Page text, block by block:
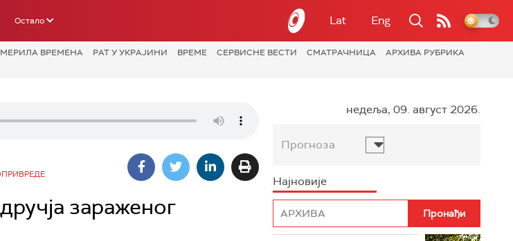
Остало Lat Eng
МЕРИЛА ВРЕМЕНА РАТ У УКРАЈИНИ ВРЕМЕ СЕРВИСНЕ ВЕСТИ СМАТРАЧНИЦА
АРХИВА РУБРИКА
зараженог
недеља, 09. август 2026.
Прогноза
Најновије